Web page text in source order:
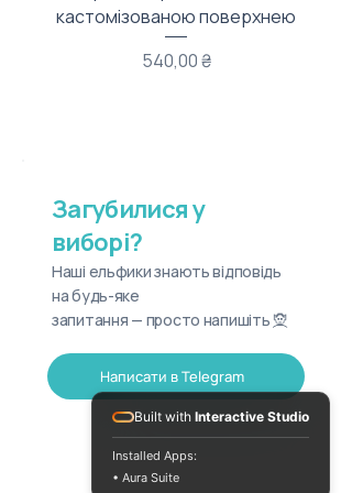
кастомізованою поверхнею
Ціна
540,00 ₴
Загубилися у
виборі?
Наші ельфики знають відповідь
на будь-яке
запитання — просто напишіть 🧝
Написати в Telegram
Built with Interactive Studio
Installed Apps:
• Aura Suite